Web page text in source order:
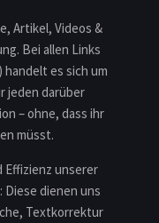
Artikel, Videos &
Bei allen Links
handelt es sich um
jeden darüber
– ohne, dass ihr
müsst.
Effizienz unserer
dienen uns
Textkorrektur